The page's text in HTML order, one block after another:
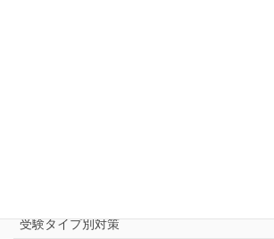
受験タイプ別対策